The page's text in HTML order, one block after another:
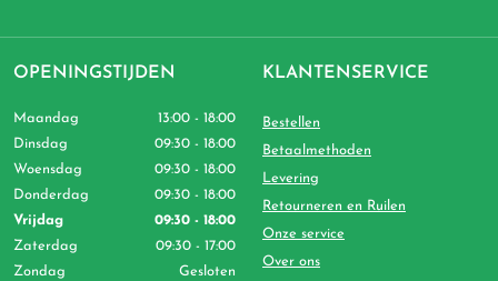
OPENINGSTIJDEN
Maandag
13:00 - 18:00
Dinsdag
09:30 - 18:00
Woensdag
09:30 - 18:00
Donderdag
09:30 - 18:00
Vrijdag
09:30 - 18:00
Zaterdag
09:30 - 17:00
Zondag
Gesloten
KLANTENSERVICE
Bestellen
Betaalmethoden
Levering
Retourneren en Ruilen
Onze service
Over ons